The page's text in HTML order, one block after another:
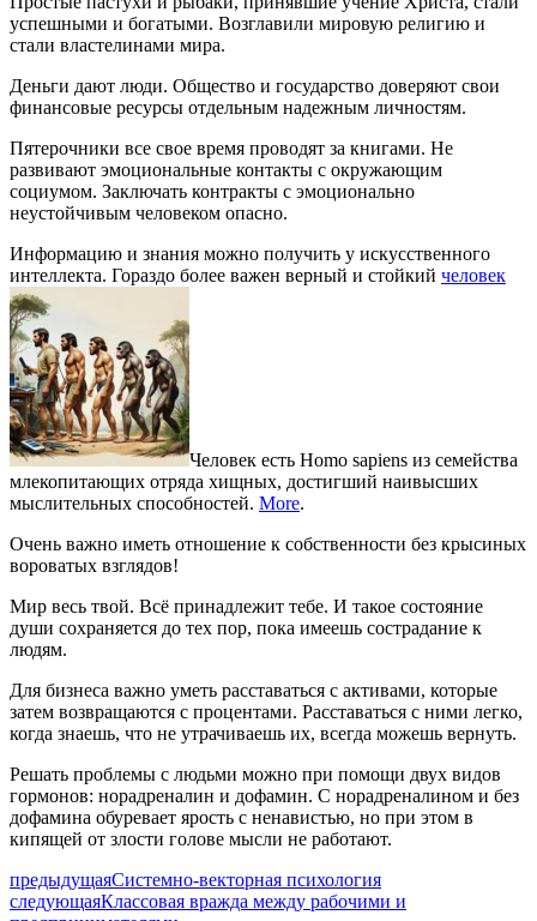
успешными и богатыми. Возглавили мировую религию и
стали властелинами мира.
Деньги дают люди. Общество и государство доверяют свои
финансовые ресурсы отдельным надежным личностям.
Пятерочники все свое время проводят за книгами. Не
развивают эмоциональные контакты с окружающим
социумом. Заключать контракты с эмоционально
неустойчивым человеком опасно.
Информацию и знания можно получить у искусственного
интеллекта. Гораздо более важен верный и стойкий человек
Человек есть Homo sapiens из семейства
млекопитающих отряда хищных, достигший наивысших
мыслительных способностей. More.
Очень важно иметь отношение к собственности без крысиных
вороватых взглядов!
Мир весь твой. Всё принадлежит тебе. И такое состояние
души сохраняется до тех пор, пока имеешь сострадание к
людям.
Для бизнеса важно уметь расставаться с активами, которые
затем возвращаются с процентами. Расставаться с ними легко,
когда знаешь, что не утрачиваешь их, всегда можешь вернуть.
Решать проблемы с людьми можно при помощи двух видов
гормонов: норадреналин и дофамин. С норадреналином и без
дофамина обуревает ярость с ненавистью, но при этом в
кипящей от злости голове мысли не работают.
предыдущаяСистемно-векторная психология
следующаяКлассовая вражда между рабочими и